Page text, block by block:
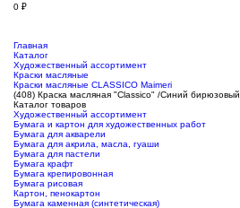
0 ₽
Главная
Каталог
Художественный ассортимент
Краски масляные
Краски масляные CLASSICO Maimeri
(408) Краска масляная "Classico" /Синий бирюзовый
Каталог товаров
Художественный ассортимент
Бумага и картон для художественных работ
Бумага для акварели
Бумага для акрила, масла, гуаши
Бумага для пастели
Бумага крафт
Бумага крепировонная
Бумага рисовая
Картон, пенокартон
Бумага каменная (синтетическая)